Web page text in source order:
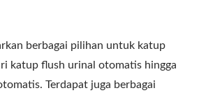
berbagai pilihan untuk katup
katup flush urinal otomatis hingga
Terdapat juga berbagai